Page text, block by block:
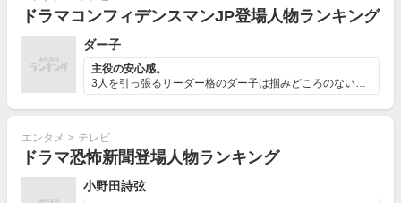
ドラマコンフィデンスマンJP登場人物ランキング
ダー子
主役の安心感。
3人を引っ張るリーダー格のダー子は掴みどころのない性格...
エンタメ > テレビ
ドラマ恐怖新聞登場人物ランキング
小野田詩弦